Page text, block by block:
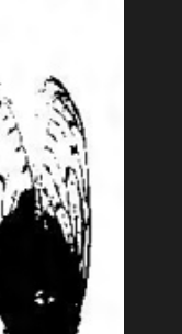
ご意見はこちら